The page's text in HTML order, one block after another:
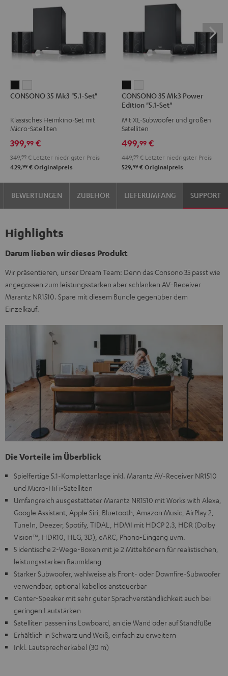
35
"5.1-
Schwarz
35
"5.1-
Weiß
CONSONO 35 Mk3 "5.1-Set"
Klassisches Heimkino-Set mit
Micro-Satelliten
399,99 €
349, 99 € Letzter niedrigster Preis
429,99 € Originalpreis
35
Mk3
Power
"5.1-
Set"
Schwarz
35
Mk3
Power
"5.1-
Set"
Weiß
CONSONO 35 Mk3 Power
Edition "5.1-Set"
Mit XL-Subwoofer und großen
Satelliten
499,99 €
449, 99 € Letzter niedrigster Preis
529,99 € Originalpreis
BEWERTUNGEN ZUBEHÖR LIEFERUMFANG SUPPORT
Highlights
Darum lieben wir dieses Produkt
Wir präsentieren, unser Dream Team: Denn das Consono 35 passt wie
angegossen zum leistungsstarken aber schlanken AV-Receiver
Marantz NR1510. Spare mit diesem Bundle gegenüber dem
Einzelkauf.
Die Vorteile im Überblick
Spielfertige 5.1-Komplettanlage inkl. Marantz AV-Receiver NR1510
und Micro-HiFi-Satelliten
Umfangreich ausgestatteter Marantz NR1510 mit Works with Alexa,
Google Assistant, Apple Siri, Bluetooth, Amazon Music, AirPlay 2,
TuneIn, Deezer, Spotify, TIDAL, HDMI mit HDCP 2.3, HDR (Dolby
Vision™, HDR10, HLG, 3D), eARC, Phono-Eingang uvm.
5 identische 2-Wege-Boxen mit je 2 Mitteltönern für realistischen,
leistungsstarken Raumklang
Starker Subwoofer, wahlweise als Front- oder Downfire-Subwoofer
verwendbar, optional kabellos ansteuerbar
Center-Speaker mit sehr guter Sprachverständlichkeit auch bei
geringen Lautstärken
Satelliten passen ins Lowboard, an die Wand oder auf Standfüße
Erhältlich in Schwarz und Weiß, einfach zu erweitern
Inkl. Lautsprecherkabel (30 m)